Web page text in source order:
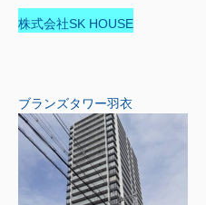
株式会社SK HOUSE
ブランズタワー羽衣